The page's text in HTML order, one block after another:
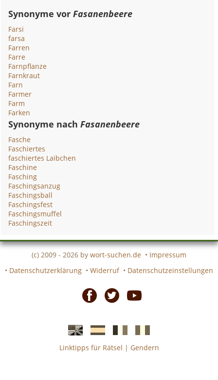
Synonyme vorFasanenbeere
Farsi
farsa
Farren
Farre
Farnpflanze
Farnkraut
Farn
Farmer
Farm
Farken
Synonyme nachFasanenbeere
Fasche
Faschiertes
faschiertes Laibchen
Faschine
Fasching
Faschingsanzug
Faschingsball
Faschingsfest
Faschingsmuffel
Faschingszeit
(c) 2009 - 2026 by wort-suchen.de • Impressum
• Datenschutzerklärung • Widerruf • Datenschutzeinstellungen
EnglischeSpanischefranzösicheitalienische
Linktipps für Rätsel | Gendern